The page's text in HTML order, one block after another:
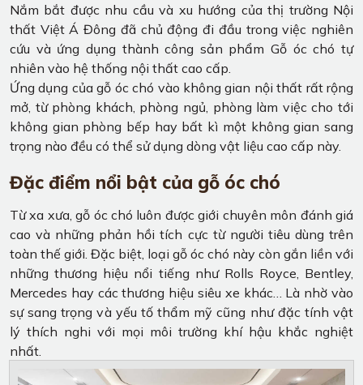
Nắm bắt được nhu cầu và xu hướng của thị trường Nội
thất Việt Á Đông đã chủ động đi đầu trong việc nghiên
cứu và ứng dụng thành công sản phẩm Gỗ óc chó tự
nhiên vào hệ thống nội thất cao cấp.
Ứng dụng của gỗ óc chó vào không gian nội thất rất rộng
mở, từ phòng khách, phòng ngủ, phòng làm việc cho tới
không gian phòng bếp hay bất kì một không gian sang
trọng nào đều có thể sử dụng dòng vật liệu cao cấp này.
Đặc điểm nổi bật của gỗ óc chó
Từ xa xưa, gỗ óc chó luôn được giới chuyên môn đánh giá
cao và những phản hồi tích cực từ người tiêu dùng trên
toàn thế giới. Đặc biệt, loại gỗ óc chó này còn gắn liền với
những thương hiệu nổi tiếng như Rolls Royce, Bentley,
Mercedes hay các thương hiệu siêu xe khác… Là nhờ vào
sự sang trọng và yếu tố thẩm mỹ cũng như đặc tính vật
lý thích nghi với mọi môi trường khí hậu khắc nghiệt
nhất.